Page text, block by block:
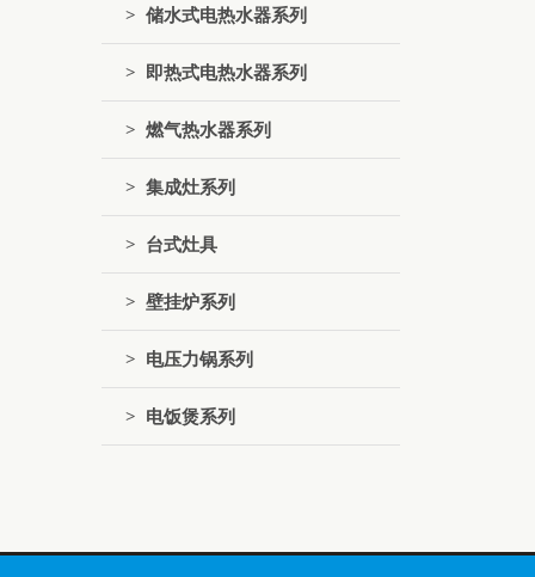
> 储水式电热水器系列
> 即热式电热水器系列
> 燃气热水器系列
> 集成灶系列
> 台式灶具
> 壁挂炉系列
> 电压力锅系列
> 电饭煲系列